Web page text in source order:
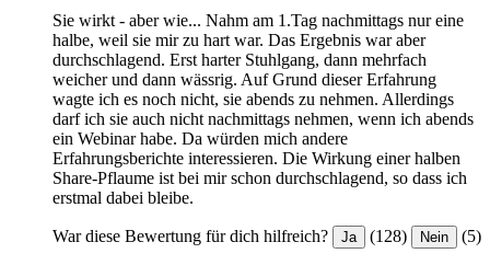
Sie wirkt - aber wie... Nahm am 1.Tag nachmittags nur eine
halbe, weil sie mir zu hart war. Das Ergebnis war aber
durchschlagend. Erst harter Stuhlgang, dann mehrfach
weicher und dann wässrig. Auf Grund dieser Erfahrung
wagte ich es noch nicht, sie abends zu nehmen. Allerdings
darf ich sie auch nicht nachmittags nehmen, wenn ich abends
ein Webinar habe. Da würden mich andere
Erfahrungsberichte interessieren. Die Wirkung einer halben
Share-Pflaume ist bei mir schon durchschlagend, so dass ich
erstmal dabei bleibe.
War diese Bewertung für dich hilfreich? Ja (128) Nein (5)